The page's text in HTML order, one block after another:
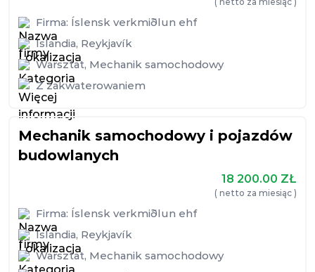
Firma: Íslensk verkmiðlun ehf
Islandia, Reykjavík
Warsztat, Mechanik samochodowy
Z zakwaterowaniem
Mechanik samochodowy i pojazdów
budowlanych
18 200.00 ZŁ
( netto za miesiąc )
Firma: Íslensk verkmiðlun ehf
Islandia, Reykjavík
Warsztat, Mechanik samochodowy